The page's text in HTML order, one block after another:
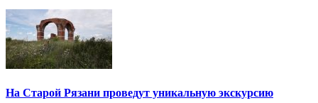
На Старой Рязани проведут уникальную экскурсию